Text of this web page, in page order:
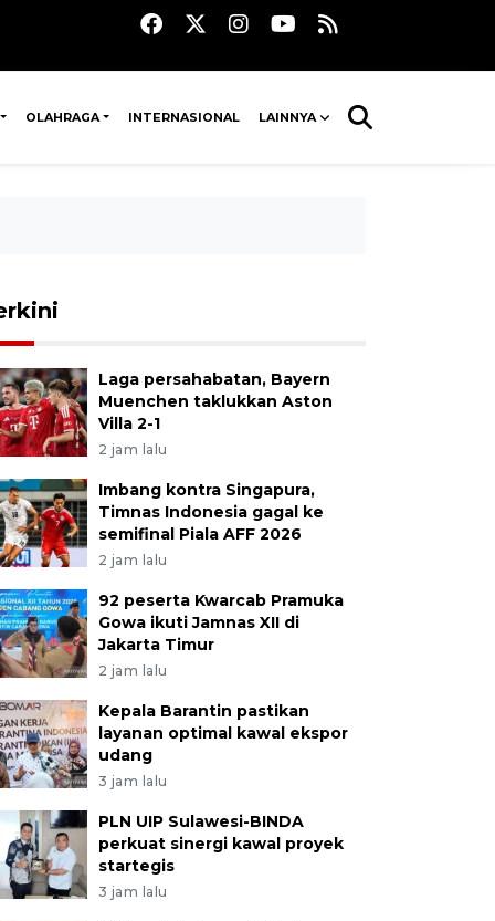
OLAHRAGA INTERNASIONAL LAINNYA
Laga persahabatan, Bayern
Muenchen taklukkan Aston
Villa 2-1
2 jam lalu
Imbang kontra Singapura,
Timnas Indonesia gagal ke
semifinal Piala AFF 2026
2 jam lalu
92 peserta Kwarcab Pramuka
Gowa ikuti Jamnas XII di
Jakarta Timur
2 jam lalu
Kepala Barantin pastikan
layanan optimal kawal ekspor
udang
3 jam lalu
PLN UIP Sulawesi-BINDA
perkuat sinergi kawal proyek
startegis
3 jam lalu